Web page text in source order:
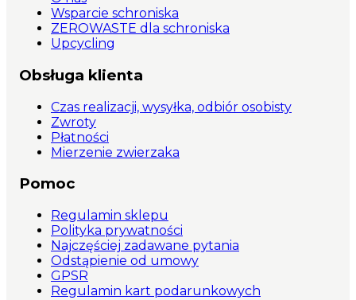
numerek; Ręcznie wykonana w Polsce;
Konstrukcja chroniąca kręgosłup psa i
uniemożliwiająca ucieczkę; Regulacja w aż 4
miejscach; Unikalny wzór dostępny tylko na
Psyjaciele.com, zastosowanie podwójnego
materiału, raczka w standardzie
Wsparcie schroniska
ZEROWASTE dla schroniska
Upcycling
Obsługa klienta
Czas realizacji, wysyłka, odbiór osobisty
Zwroty
Płatności
Mierzenie zwierzaka
Pomoc
Regulamin sklepu
Polityka prywatności
Najczęściej zadawane pytania
Odstąpienie od umowy
GPSR
Regulamin kart podarunkowych